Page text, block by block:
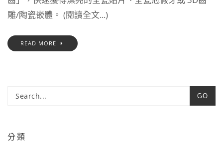
雕/陶瓷嵌體。 (閱讀全文...)
READ MORE
GO
分類